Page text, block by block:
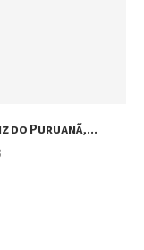
do Puruanã,...